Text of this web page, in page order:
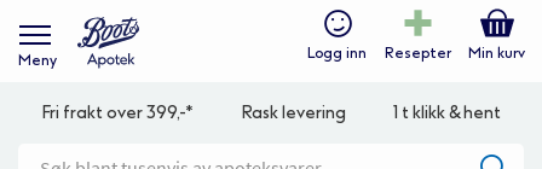
Meny Logg inn Resepter Min kurv
Fri frakt over 399,-* Rask levering 1 t klikk & hent